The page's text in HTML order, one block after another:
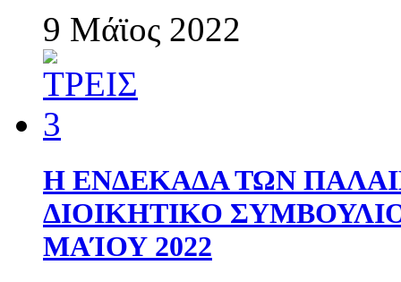
9 Μάϊος 2022
Η ΕΝΔΕΚΑΔΑ ΤΩΝ
ΔΙΟΙΚΗΤΙΚΟ
ΜΑΊΟΥ 2022